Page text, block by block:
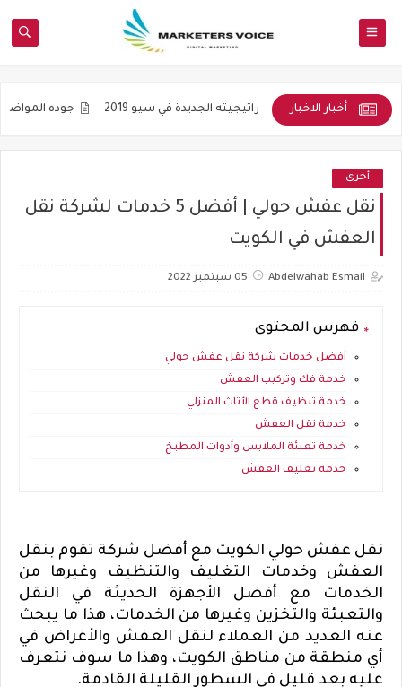
أخبار الاخبار
التنويع واستراتيجيته الجديدة في سيو 2019 جوده المواضيع و ليس
أخرى
نقل عفش حولي | أفضل 5 خدمات لشركة نقل
العفش في الكويت
Abdelwahab Esmail 05 سبتمبر 2022
فهرس المحتوى
أفضل خدمات شركة نقل عفش حولي
خدمة فك وتركيب العفش
خدمة تنظيف قطع الأثاث المنزلي
خدمة نقل العفش
خدمة تعبئة الملابس وأدوات المطبخ
خدمة تغليف العفش
نقل عفش حولي الكويت مع أفضل شركة تقوم بنقل
العفش وخدمات التغليف والتنظيف وغيرها من
الخدمات مع أفضل الأجهزة الحديثة في النقل
والتعبئة والتخزين وغيرها من الخدمات، هذا ما يبحث
عنه العديد من العملاء لنقل العفش والأغراض في
أي منطقة من مناطق الكويت، وهذا ما سوف نتعرف
عليه بعد قليل في السطور القليلة القادمة.